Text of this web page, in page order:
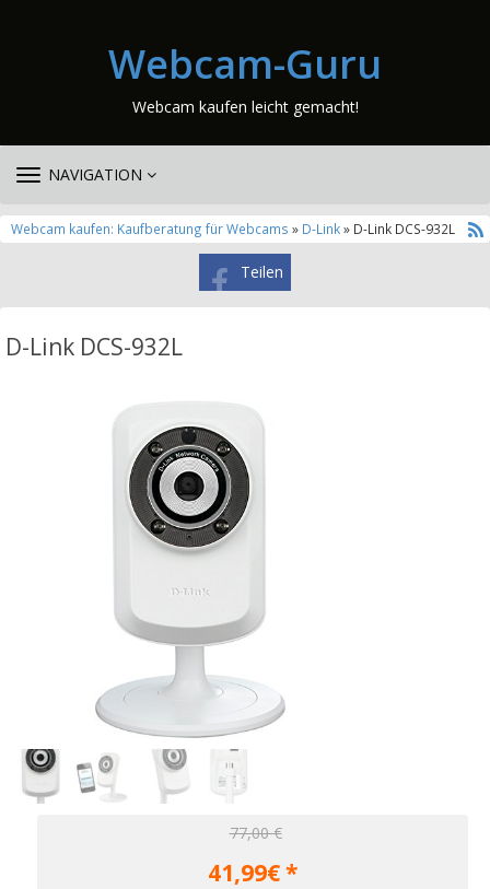
Webcam-Guru
Webcam kaufen leicht gemacht!
TOGGLE
NAVIGATION
Webcam kaufen: Kaufberatung für Webcams » D-Link» D-Link DCS-932L
Teilen
D-Link DCS-932L
77,00 €
41,99€ *